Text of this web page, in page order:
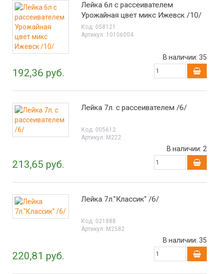
Лейка 6л с рассеивателем
Урожайная цвет микс Ижевск /10/
Код: 058121
Артикул: 10106004
192,36 руб.
В наличии: 35
Лейка 7л. с рассеивателем /6/
Код: 005612
Артикул: М222
213,65 руб.
В наличии: 2
Лейка 7л."Классик" /6/
Код: 021888
Артикул: М2582
220,81 руб.
В наличии: 35